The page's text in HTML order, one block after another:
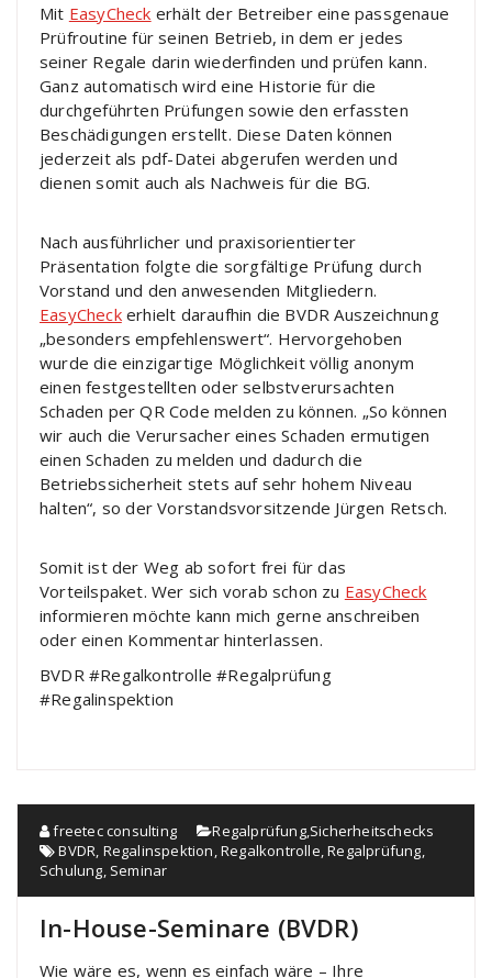
Mit EasyCheck erhält der Betreiber eine passgenaue
Prüfroutine für seinen Betrieb, in dem er jedes
seiner Regale darin wiederfinden und prüfen kann.
Ganz automatisch wird eine Historie für die
durchgeführten Prüfungen sowie den erfassten
Beschädigungen erstellt. Diese Daten können
jederzeit als pdf-Datei abgerufen werden und
dienen somit auch als Nachweis für die BG.
Nach ausführlicher und praxisorientierter
Präsentation folgte die sorgfältige Prüfung durch
Vorstand und den anwesenden Mitgliedern.
EasyCheckerhielt daraufhin die BVDR Auszeichnung
„besonders empfehlenswert“. Hervorgehoben
wurde die einzigartige Möglichkeit völlig anonym
einen festgestellten oder selbstverursachten
Schaden per QR Code melden zu können. „So können
wir auch die Verursacher eines Schaden ermutigen
einen Schaden zu melden und dadurch die
Betriebssicherheit stets auf sehr hohem Niveau
halten“, so der Vorstandsvorsitzende Jürgen Retsch.
Somit ist der Weg ab sofort frei für das
Vorteilspaket. Wer sich vorab schon zu EasyCheck
informieren möchte kann mich gerne anschreiben
oder einen Kommentar hinterlassen.
BVDR #Regalkontrolle #Regalprüfung
#Regalinspektion
freetec consulting Regalprüfung, Sicherheitschecks
BVDR Regalinspektion ,Regalkontrolle ,Regalprüfung
Schulung Seminar
In-House-Seminare (BVDR)
Wie wäre es, wenn es einfach wäre – Ihre